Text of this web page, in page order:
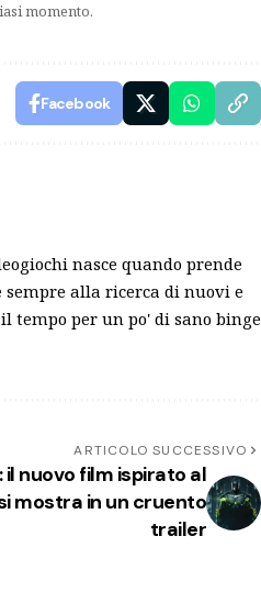
momento.
Facebook
nasce quando prende
alla ricerca di nuovi e
per un po' di sano binge
ARTICOLO SUCCESSIVO
il nuovo film ispirato al
mostra in un cruento
trailer